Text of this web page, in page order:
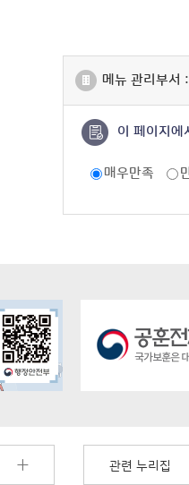
메뉴 관리부서 :
이 페이지에
매우만족
관련 누리집